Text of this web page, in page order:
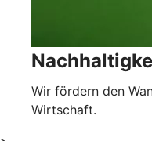
Wir fördern den
Wirtschaft.